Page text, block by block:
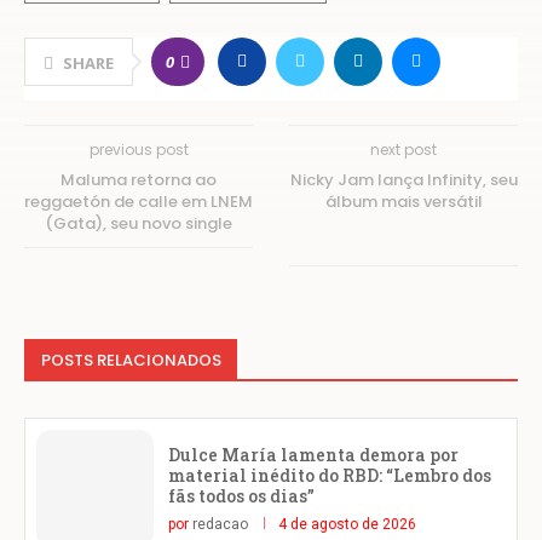
SHARE 0
previous post
Maluma retorna ao
reggaetón de calle em LNEM
(Gata), seu novo single
next post
Nicky Jam lança Infinity, seu
álbum mais versátil
POSTS RELACIONADOS
Dulce María lamenta demora por
material inédito do RBD: “Lembro dos
fãs todos os dias”
por redacao 4 de agosto de 2026